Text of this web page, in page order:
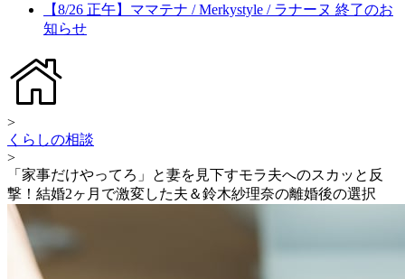
【8/26 正午】ママテナ / Merkystyle / ラナーヌ 終了のお
知らせ
>
くらしの相談
>
「家事だけやってろ」と妻を見下すモラ夫へのスカッと反
撃！結婚2ヶ月で激変した夫＆鈴木紗理奈の離婚後の選択